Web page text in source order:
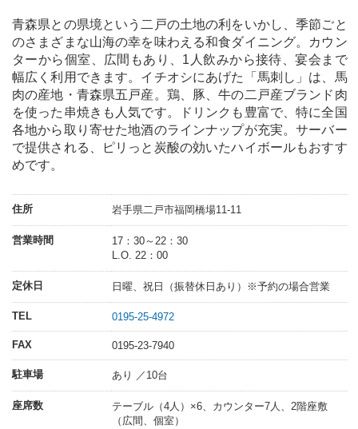
青森県との県境という二戸の土地の利をいかし、季節ごと
のさまざまな山海の幸を味わえる和食ダイニング。カウン
ターから個室、広間もあり、1人飲みから接待、宴会まで
幅広く利用できます。イチオシにあげた「馬刺し」は、馬
肉の産地・青森県五戸産。鶏、豚、牛の二戸産ブランド肉
を使った串焼きも人気です。ドリンクも豊富で、特に全国
各地から取り寄せた地酒のラインナップが充実。サーバー
で提供される、ピリっと炭酸の効いたハイボールもおすす
めです。
住所 岩手県二戸市福岡橋場11-11
営業時間
17：30～22：30
L.O. 22：00
定休日 日曜、祝日（振替休日あり）※予約の場合営業
TEL 0195-25-4972
FAX 0195-23-7940
駐車場 あり ／10台
座席数
テーブル（4人）×6、カウンター7人、2階座敷
（広間、個室）